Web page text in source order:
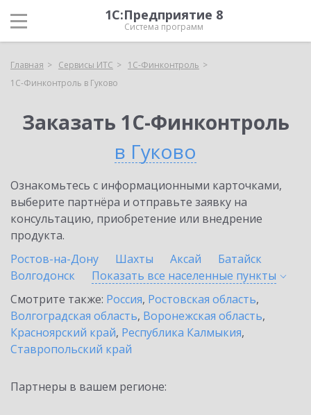
1С:Предприятие 8
Система программ
Главная Сервисы ИТС
1С-Финконтроль
1С-Финконтроль в Гуково
Заказать 1С-Финконтроль
в Гуково
Ознакомьтесь с информационными карточками,
выберите партнёра и отправьте заявку на
консультацию, приобретение или внедрение
продукта.
Ростов-на-Дону
Шахты Аксай
Батайск
Волгодонск
Показать все населенные пункты
Смотрите также: Россия, Ростовская область,
Волгоградская область, Воронежская область,
Красноярский край, Республика Калмыкия,
Ставропольский край
Партнеры в вашем регионе: